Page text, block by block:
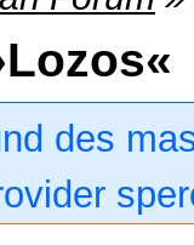
des